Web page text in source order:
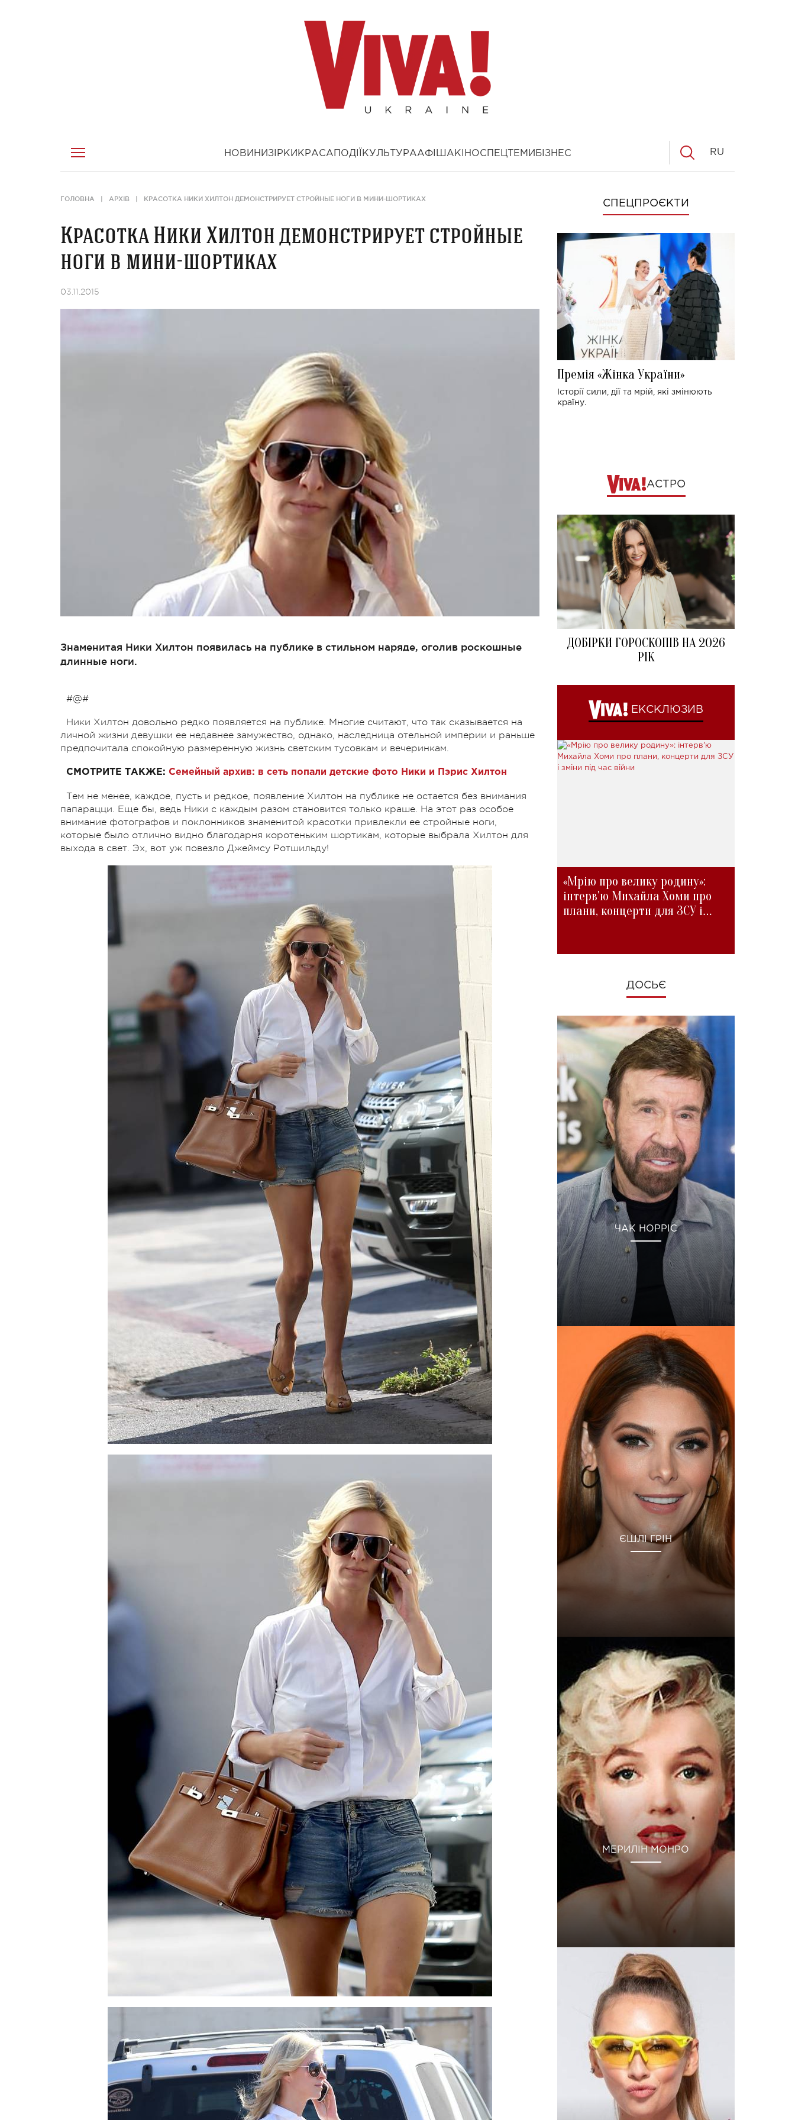
НОВИНИ ЗІРКИ КРАСА ПОДІЇ КУЛЬТУРААФІША КІНОСПЕЦТЕМИ БІЗНЕС RU
ГОЛОВНА АРХІВ КРАСОТКА НИКИ ХИЛТОН ДЕМОНСТРИРУЕТ СТРОЙНЫЕ НОГИ В МИНИ-ШОРТИКАХ
Красотка Ники Хилтон демонстрирует стройные
ноги в мини-шортиках
03.11.2015
Знаменитая Ники Хилтон появилась на публике в стильном наряде, оголив роскошные
длинные ноги.
#@#
Ники Хилтон довольно редко появляется на публике. Многие считают, что так сказывается на
личной жизни девушки ее недавнее замужество, однако, наследница отельной империи и раньше
предпочитала спокойную размеренную жизнь светским тусовкам и вечеринкам.
СМОТРИТЕ ТАКЖЕ: Семейный архив: в сеть попали детские фото Ники и Пэрис Хилтон
Тем не менее, каждое, пусть и редкое, появление Хилтон на публике не остается без внимания
папарацци. Еще бы, ведь Ники с каждым разом становится только краше. На этот раз особое
внимание фотографов и поклонников знаменитой красотки привлекли ее стройные ноги,
которые было отлично видно благодарня коротеньким шортикам, которые выбрала Хилтон для
выхода в свет. Эх, вот уж повезло Джеймсу Ротшильду!
СПЕЦПРОЄКТИ
Премія «Жінка України»
Історії сили, дії та мрій, які змінюють
країну.
АСТРО
ДОБІРКИ ГОРОСКОПІВ НА 2026
РІК
ЕКСКЛЮЗИВ
«Мрію про велику родину»:
інтерв'ю Михайла Хоми про
плани, концерти для ЗСУ і
ДОСЬЄ
ЧАК НОРРІС
ЄШЛІ ГРІН
МЕРИЛІН МОНРО